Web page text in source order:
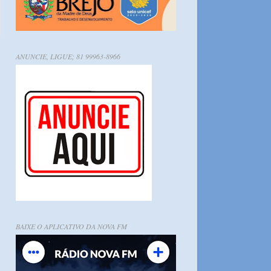
ANUNCIE, LIGUE; 81 99963-8966
BAIXE O APLICATIVO DA NOVA FM